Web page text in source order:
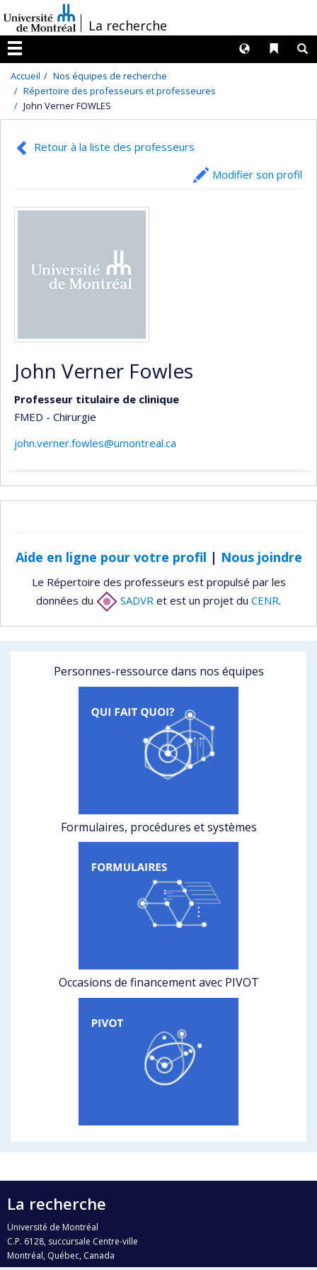
au
contenu
/La recherche
Menu
Liens
Langues
Accueil
Nos équipes de recherche
Répertoire des professeurs et professeures
John Verner FOWLES
Retour à la liste des professeurs
Modifier son profil
John Verner Fowles
Professeur titulaire de clinique
FMED - Chirurgie
john.verner.fowles@umontreal.ca
Aide en ligne pour votre profil | Nous joindre
Le Répertoire des professeurs est propulsé par les
données du
SADVR et est un projet du CENR.
Personnes-ressource dans nos équipes
Formulaires, procédures et systèmes
Occasions de financement avec PIVOT
La recherche
Université de Montréal
C.P. 6128, succursale Centre-ville
Montréal, Québec, Canada